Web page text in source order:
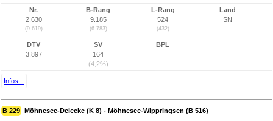
Nr.
2.630
(9.619)
B-Rang
9.185
(6.783)
L-Rang
524
(432)
Land
SN
DTV
3.897
SV
164
(4,2%)
BPL
Infos...
B 229 Möhnesee-Delecke (K 8) - Möhnesee-Wippringsen (B 516)